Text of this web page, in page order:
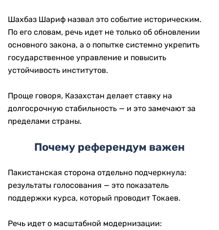
Шахбаз Шариф назвал это событие историческим.
По его словам, речь идет не только об обновлении
основного закона, а о попытке системно укрепить
государственное управление и повысить
устойчивость институтов.
Проще говоря, Казахстан делает ставку на
долгосрочную стабильность — и это замечают за
пределами страны.
Почему референдум важен
Пакистанская сторона отдельно подчеркнула:
результаты голосования — это показатель
поддержки курса, который проводит Токаев.
Речь идет о масштабной модернизации: